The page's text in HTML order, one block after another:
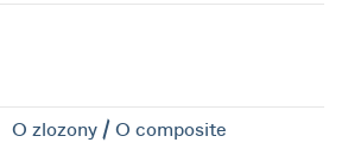
O zlozony / O composite